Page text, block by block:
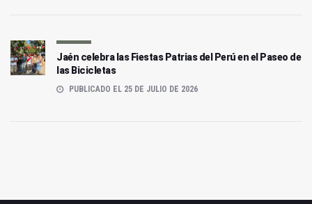
Jaén celebra las Fiestas Patrias del Perú en el Paseo de
las Bicicletas
PUBLICADO EL 25 DE JULIO DE 2026